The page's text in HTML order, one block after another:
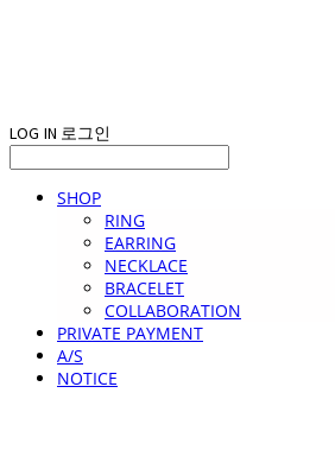
LOG IN 로그인
SHOP
RING
EARRING
NECKLACE
BRACELET
COLLABORATION
PRIVATE PAYMENT
A/S
NOTICE